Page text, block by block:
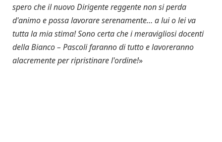
spero che il nuovo Dirigente reggente non si perda
d'animo e possa lavorare serenamente… a lui o lei va
tutta la mia stima! Sono certa che i meravigliosi docenti
della Bianco – Pascoli faranno di tutto e lavoreranno
alacremente per ripristinare l'ordine!»